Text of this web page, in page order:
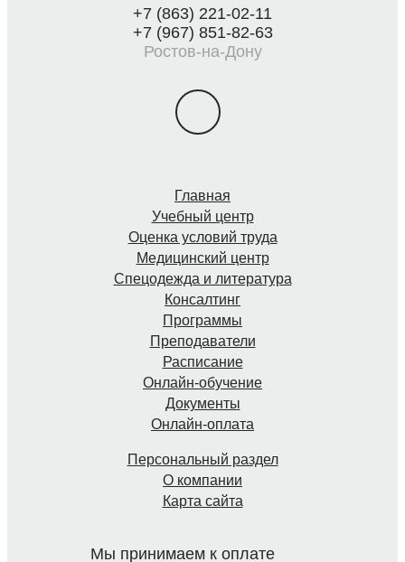
+7 (863) 221-02-11
+7 (967) 851-82-63
Ростов-на-Дону
Главная
Учебный центр
Оценка условий труда
Медицинский центр
Спецодежда и литература
Консалтинг
Программы
Преподаватели
Расписание
Онлайн-обучение
Документы
Онлайн-оплата
Персональный раздел
О компании
Карта сайта
Мы принимаем к оплате